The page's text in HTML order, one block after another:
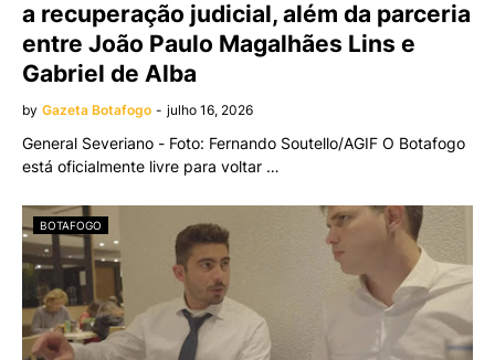
a recuperação judicial, além da parceria
entre João Paulo Magalhães Lins e
Gabriel de Alba
by Gazeta Botafogo - julho 16, 2026
General Severiano - Foto: Fernando Soutello/AGIF O Botafogo
está oficialmente livre para voltar …
BOTAFOGO